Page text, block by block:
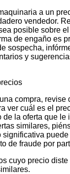
a un
vendedor.
posible sobre
de engaño es
sospecha,
y
compra, revise
ver cuál es el
la oferta que le
similares,
significativa
de fraude por
cuyo precio